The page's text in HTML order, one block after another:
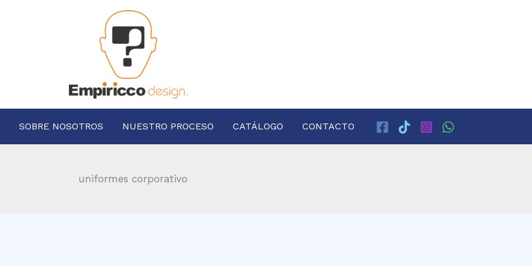
SOBRE NOSOTROS NUESTRO PROCESO CATÁLOGO CONTACTO
uniformes corporativo